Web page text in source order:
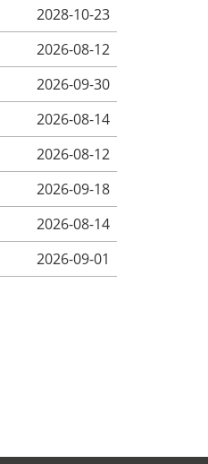
2028-10-23
2026-08-12
2026-09-30
2026-08-14
2026-08-12
2026-09-18
2026-08-14
2026-09-01